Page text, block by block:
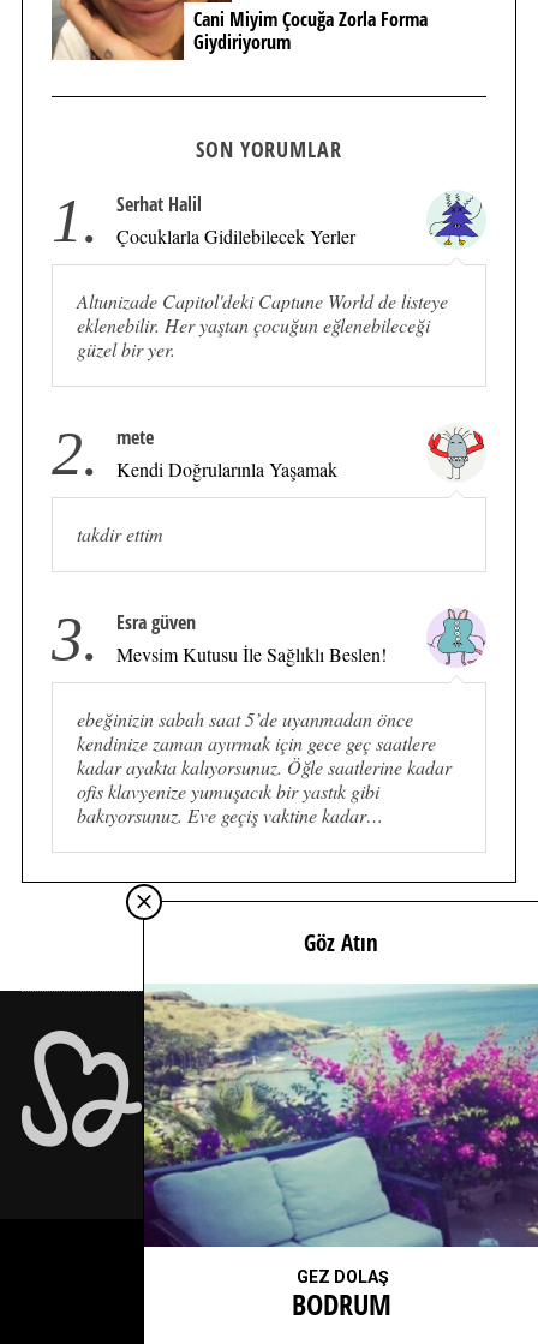
Cani Miyim Çocuğa Zorla Forma
Giydiriyorum
SON YORUMLAR
1. Serhat Halil
Çocuklarla Gidilebilecek Yerler
Altunizade Capitol'deki Captune World de listeye
eklenebilir. Her yaştan çocuğun eğlenebileceği
güzel bir yer.
2. mete
Kendi Doğrularınla Yaşamak
takdir ettim
3. Esra güven
Mevsim Kutusu İle Sağlıklı Beslen!
ebeğinizin sabah saat 5’de uyanmadan önce
kendinize zaman ayırmak için gece geç saatlere
kadar ayakta kalıyorsunuz. Öğle saatlerine kadar
ofis klavyenize yumuşacık bir yastık gibi
bakıyorsunuz. Eve geçiş vaktine kadar…
Göz Atın
GEZ DOLAŞ
BODRUM
İÇİMDEN GELDİĞİ KADAR İÇTEN…